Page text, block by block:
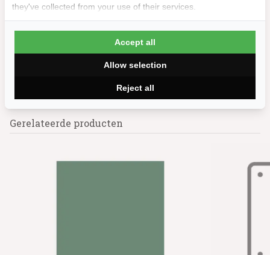
Degelijk en mooi
Antoon | 14 maart 2025
Gerelateerde producten
they've collected from your use of their services.
Reject all
Allow selection
Accept all